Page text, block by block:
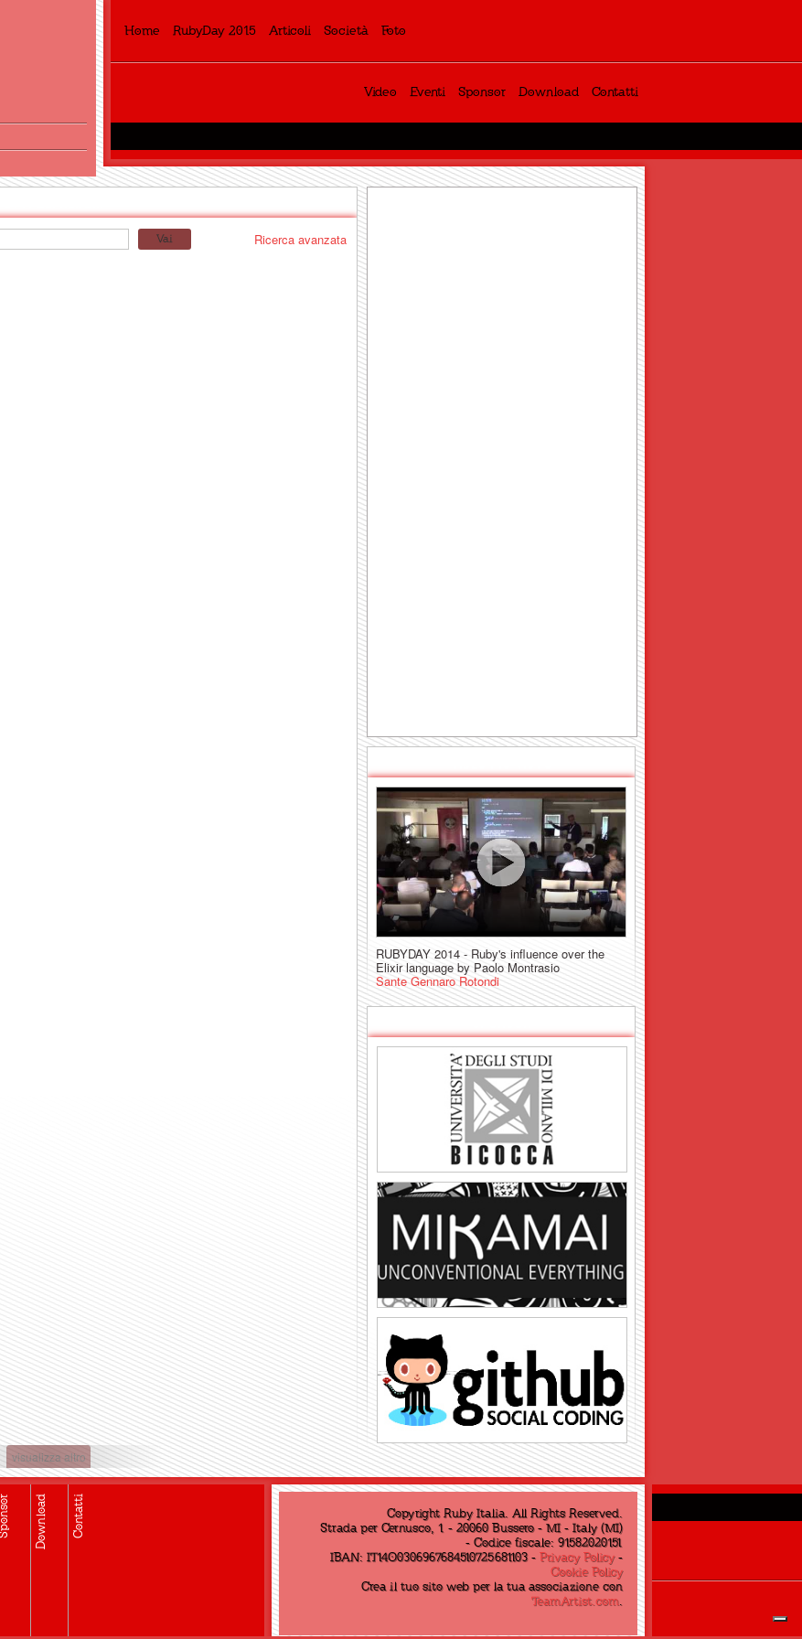
Home RubyDay 2015 Articoli Società Foto
Video Eventi Sponsor Download Contatti
RUBYDAY 2014 - Ruby's influence over the
Elixir language by Paolo Montrasio
Sante Gennaro Rotondi
Vai Ricerca avanzata
visualizza altro
Sponsor Download Contatti
Copyright Ruby Italia. All Rights Reserved.
Strada per Cernusco, 1 - 20060 Bussero - MI - Italy (MI)
- Codice fiscale: 91582020151
IBAN: IT14O0306967684510725681103 - Privacy Policy-
Cookie Policy
Crea il tuo sito web per la tua associazione con
TeamArtist.com.